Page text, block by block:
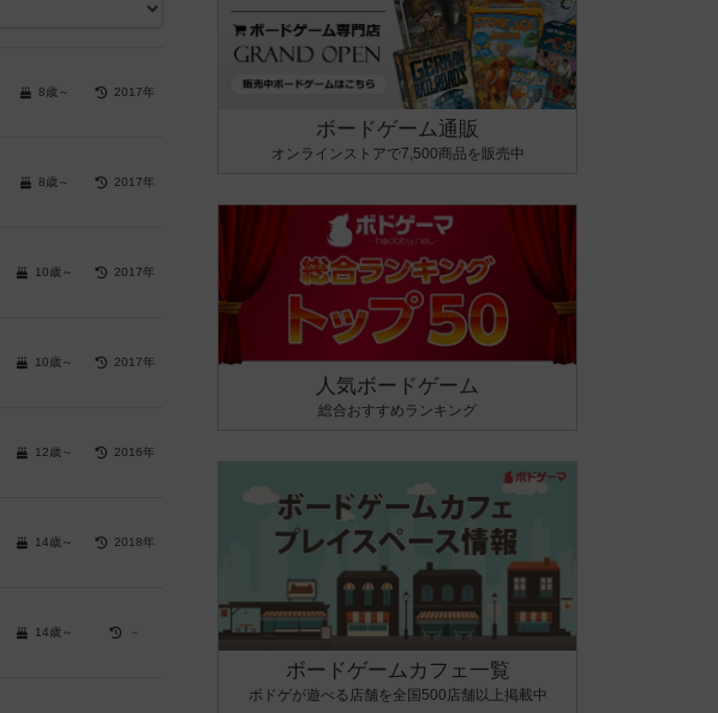
8歳～ 2017年
8歳～ 2017年
10歳～ 2017年
10歳～ 2017年
12歳～ 2016年
14歳～ 2018年
14歳～ －
ボードゲーム通販
オンラインストアで7,500商品を販売中
人気ボードゲーム
総合おすすめランキング
ボードゲームカフェ一覧
ボドゲが遊べる店舗を全国500店舗以上掲載中